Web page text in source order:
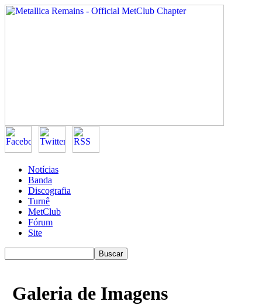
Notícias
Banda
Discografia
Turnê
MetClub
Fórum
Site
Galeria de Imagens